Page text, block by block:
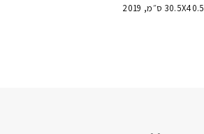
30.5X40.5 ס״מ, 2019